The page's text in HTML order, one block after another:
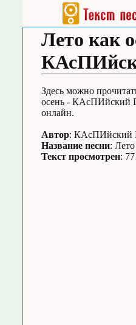
Лето как
Здесь можно
осень - КАсПИйский
онлайн.
Автор: КАсПИйский
Название песни: Лето
Текст просмотрен: